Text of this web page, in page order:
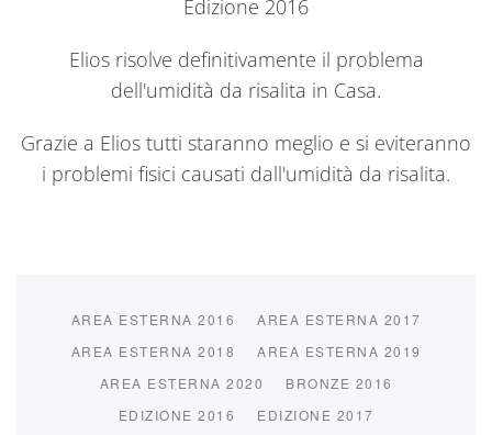
Edizione 2016
Elios risolve definitivamente il problema
dell'umidità da risalita in Casa.
Grazie a Elios tutti staranno meglio e si eviteranno
i problemi fisici causati dall'umidità da risalita.
AREA ESTERNA 2016
AREA ESTERNA 2017
AREA ESTERNA 2018
AREA ESTERNA 2019
AREA ESTERNA 2020
BRONZE 2016
EDIZIONE 2016
EDIZIONE 2017